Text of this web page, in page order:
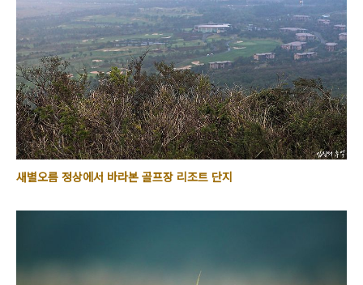
새별오름 정상에서 바라본 골프장 리조트 단지